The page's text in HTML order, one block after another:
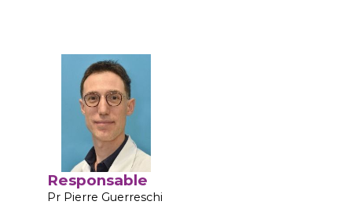
Responsable
Pr Pierre Guerreschi